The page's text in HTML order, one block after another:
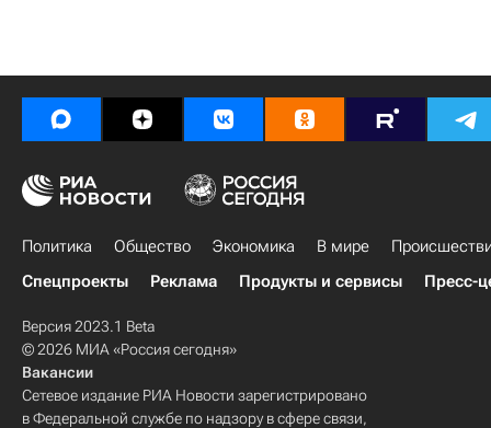
Политика Общество Экономика В мире
Спецпроекты
Реклама Продукты и сервисы Пресс-
Версия 2023.1 Beta
© 2026 МИА «Россия сегодня»
Вакансии
Сетевое издание РИА Новости зарегистрировано
в Федеральной службе по надзору в сфере связи,